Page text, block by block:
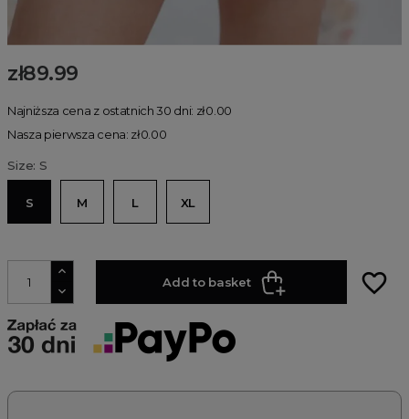
zł89.99
Najniższa cena z ostatnich 30 dni: zł0.00
Nasza pierwsza cena: zł0.00
Size: S
S M L XL
Add to basket favorite_border